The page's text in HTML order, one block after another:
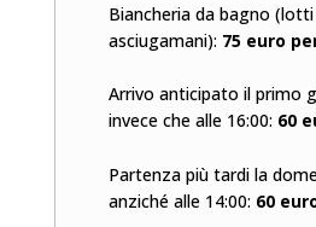
Biancheria da bagno
asciugamani): 75 euro
Arrivo anticipato il primo
invece che alle 16:00: 60
Partenza più tardi la
anziché alle 14:00: 60